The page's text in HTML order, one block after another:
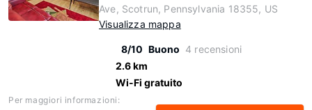
Ave, Scotrun, Pennsylvania 18355, US
Visualizza mappa
8/10 Buono 4 recensioni
2.6 km
Wi-Fi gratuito
Per maggiori informazioni: